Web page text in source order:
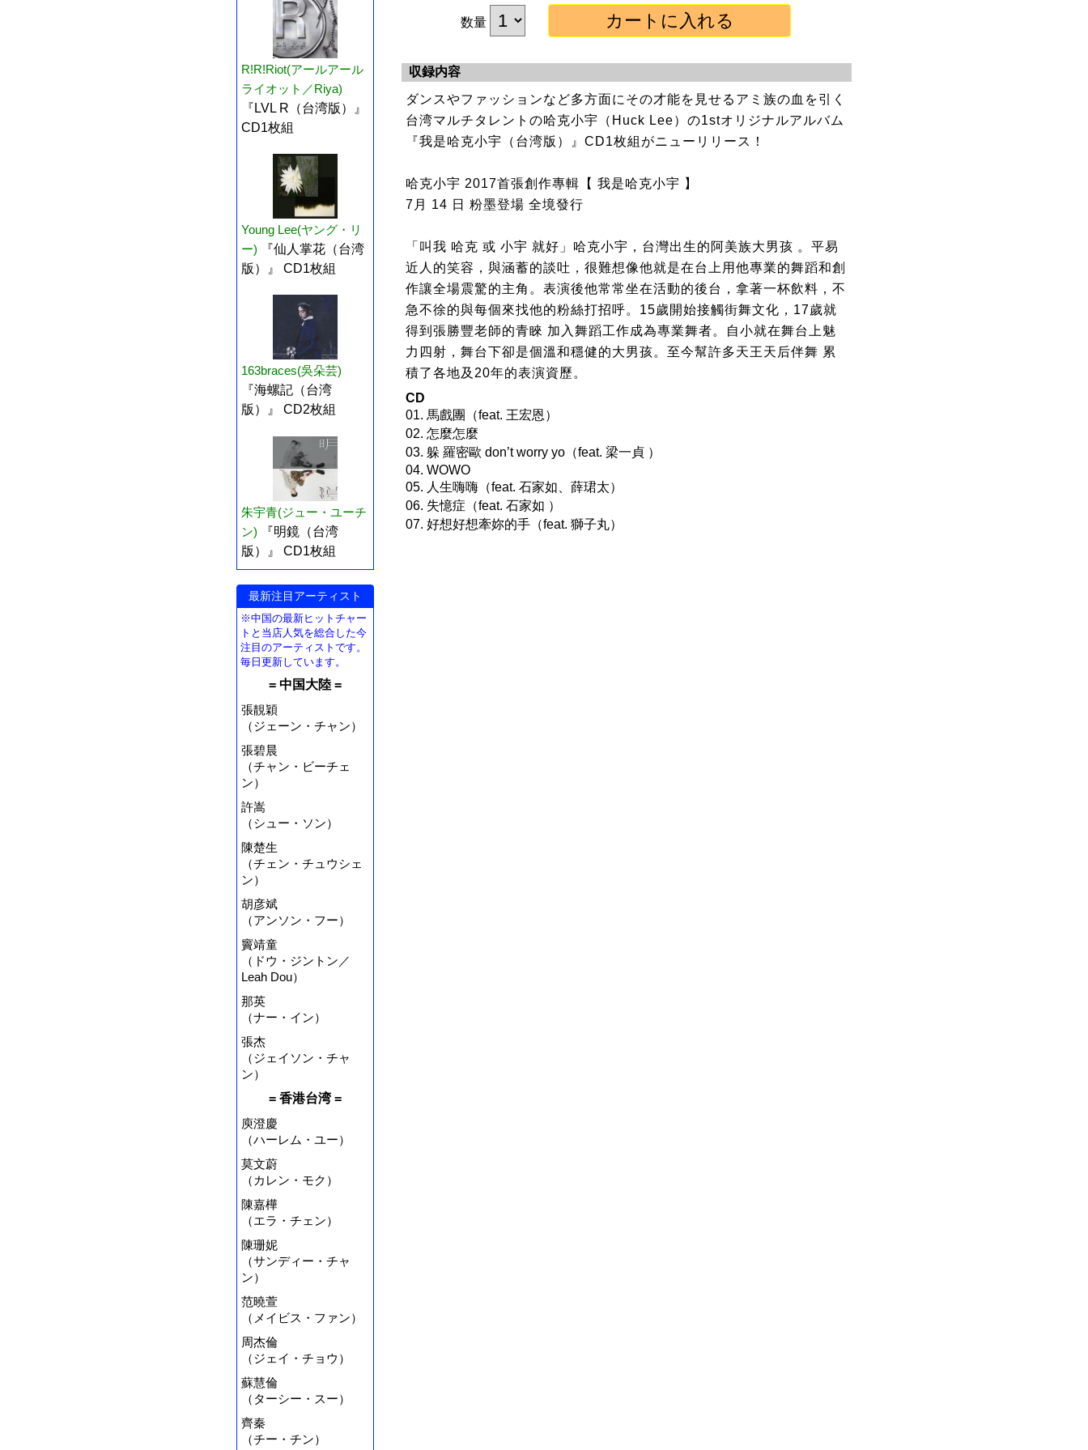
R!R!Riot(アールアール
ライオット／Riya)
『LVL R（台湾版）』
CD1枚組
Young Lee(ヤング・リ
ー)
『仙人掌花（台湾
版）』 CD1枚組
163braces(吳朵芸)
『海螺記（台湾
版）』 CD2枚組
朱宇青(ジュー・ユーチ
ン)
『明鏡（台湾
版）』 CD1枚組
最新注目アーティスト
※中国の最新ヒットチャー
トと当店人気を総合した今
注目のアーティストです。
毎日更新しています。
= 中国大陸 =
張靚穎
（ジェーン・チャン）
張碧晨
（チャン・ビーチェ
ン）
許嵩
（シュー・ソン）
陳楚生
（チェン・チュウシェ
ン）
胡彦斌
（アンソン・フー）
竇靖童
（ドウ・ジントン／
Leah Dou）
那英
（ナー・イン）
張杰
（ジェイソン・チャ
ン）
= 香港台湾 =
庾澄慶
（ハーレム・ユー）
莫文蔚
（カレン・モク）
陳嘉樺
（エラ・チェン）
陳珊妮
（サンディー・チャ
ン）
范曉萱
（メイビス・ファン）
周杰倫
（ジェイ・チョウ）
蘇慧倫
（ターシー・スー）
齊秦
（チー・チン）
数量
収録内容
ダンスやファッションなど多方面にその才能を見せるアミ族の血を引く
台湾マルチタレントの哈克小宇（Huck Lee）の1stオリジナルアルバム
『我是哈克小宇（台湾版）』CD1枚組がニューリリース！
哈克小宇 2017首張創作專輯【 我是哈克小宇 】
7月 14 日 粉墨登場 全境發行
「叫我 哈克 或 小宇 就好」哈克小宇，台灣出生的阿美族大男孩 。平易
近人的笑容，與涵蓄的談吐，很難想像他就是在台上用他專業的舞蹈和創
作讓全場震驚的主角。表演後他常常坐在活動的後台，拿著一杯飲料，不
急不徐的與每個來找他的粉絲打招呼。15歲開始接觸街舞文化，17歲就
得到張勝豐老師的青睞 加入舞蹈工作成為專業舞者。自小就在舞台上魅
力四射，舞台下卻是個溫和穩健的大男孩。至今幫許多天王天后伴舞 累
積了各地及20年的表演資歷。
CD
01. 馬戲團（feat. 王宏恩）
02. 怎麼怎麼
03. 躲 羅密歐 don’t worry yo（feat. 梁一貞 ）
04. WOWO
05. 人生嗨嗨（feat. 石家如、薛珺太）
06. 失憶症（feat. 石家如 ）
07. 好想好想牽妳的手（feat. 獅子丸）